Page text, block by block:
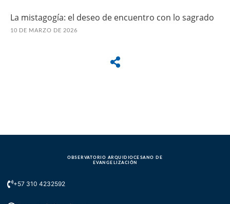
La mistagogía: el deseo de encuentro con lo sagrado
10 DE MARZO DE 2026
OBSERVATORIO ARQUIDIOCESANO DE
EVANGELIZACIÓN
+57 310 4232592